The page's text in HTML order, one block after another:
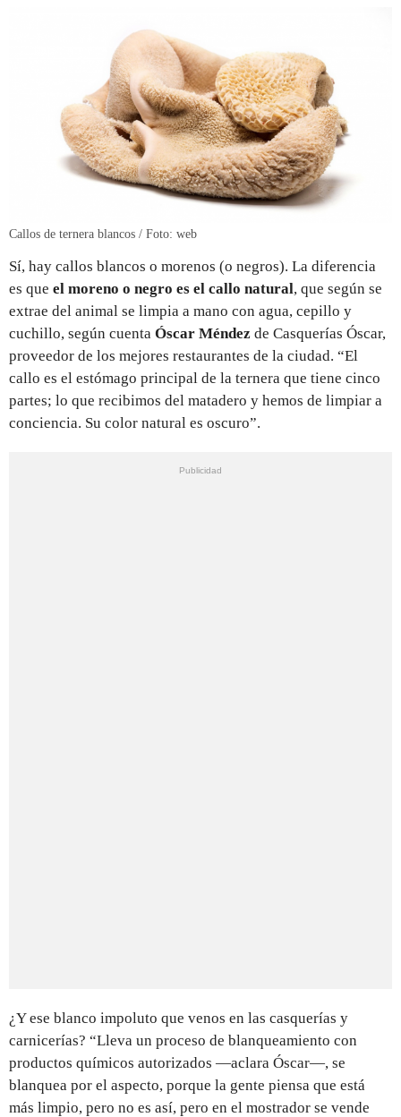
Callos de ternera blancos / Foto: web
Sí, hay callos blancos o morenos (o negros). La diferencia
es que el moreno o negro es el callo natural, que según se
extrae del animal se limpia a mano con agua, cepillo y
cuchillo, según cuenta Óscar Méndez de Casquerías Óscar,
proveedor de los mejores restaurantes de la ciudad. “El
callo es el estómago principal de la ternera que tiene cinco
partes; lo que recibimos del matadero y hemos de limpiar a
conciencia. Su color natural es oscuro”.
¿Y ese blanco impoluto que venos en las casquerías y
carnicerías? “Lleva un proceso de blanqueamiento con
productos químicos autorizados —aclara Óscar—, se
blanquea por el aspecto, porque la gente piensa que está
más limpio, pero no es así, pero en el mostrador se vende